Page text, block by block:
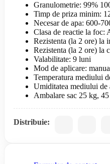
Granulometrie: 99%
Timp de priza minim:
Necesar de apa: 600-
Clasa de reactie la foc:
Rezistenta (la 2 ore) la
Rezistenta (la 2 ore) la
Valabilitate: 9 luni
Mod de aplicare:
Temperatura mediului
Umiditatea mediului
Ambalare sac 25 kg,
Distribuie: